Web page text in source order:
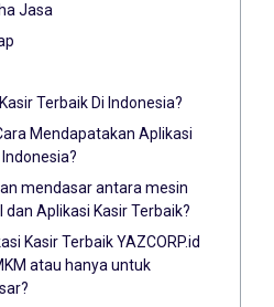
Jasa
Terbaik Di Indonesia?
Mendapatakan Aplikasi
mendasar antara mesin
dan Aplikasi Kasir Terbaik?
Kasir Terbaik YAZCORP.id
atau hanya untuk